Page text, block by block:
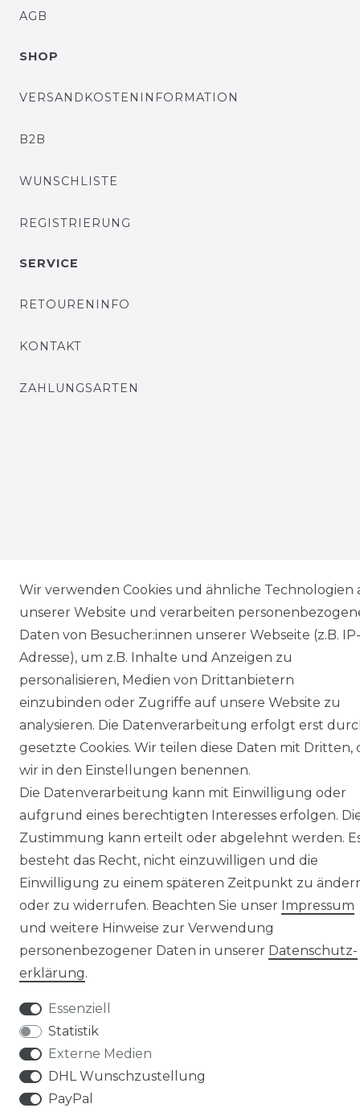
AGB
SHOP
VERSANDKOSTENINFORMATION
B2B
WUNSCHLISTE
REGISTRIERUNG
SERVICE
RETOURENINFO
KONTAKT
ZAHLUNGSARTEN
© Copyright 2026 | Alle Rechte vorbehalten.
Wir verwenden Cookies und ähnliche Technologien
unserer Website und verarbeiten
Daten von Besucher:innen unserer Webseite (z.B. IP-
Adresse), um z.B. Inhalte und Anzeigen zu
personalisieren, Medien von Drittanbietern
einzubinden oder Zugriffe auf unsere Website zu
analysieren. Die Datenverarbeitung erfolgt erst
gesetzte Cookies. Wir teilen diese Daten mit Dritten,
wir in den Einstellungen benennen.
Die Datenverarbeitung kann mit Einwilligung oder
aufgrund eines berechtigten Interesses erfolgen.
Zustimmung kann erteilt oder abgelehnt werden.
besteht das Recht, nicht einzuwilligen und die
Einwilligung zu einem späteren Zeitpunkt zu
oder zu widerrufen. Beachten Sie unser Impressum
und weitere Hinweise zur Verwendung
personenbezogener Daten in unserer Daten­schutz­
erklärung.
Essenziell
Statistik
Externe Medien
DHL Wunschzustellung
PayPal